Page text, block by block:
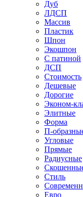
Дуб
ЛДСП
Массив
Пластик
Шпон
Экошпон
С патиной
ДСП
Стоимость
Дешевые
Дорогие
Эконом-
Элитные
Форма
П-
Угловые
Прямые
Радиусные
Стиль
Евро